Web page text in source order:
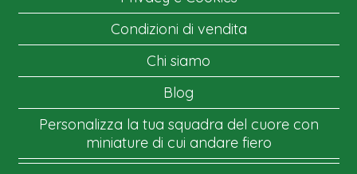
Condizioni di vendita
Chi siamo
Blog
Personalizza la tua squadra del cuore con
miniature di cui andare fiero